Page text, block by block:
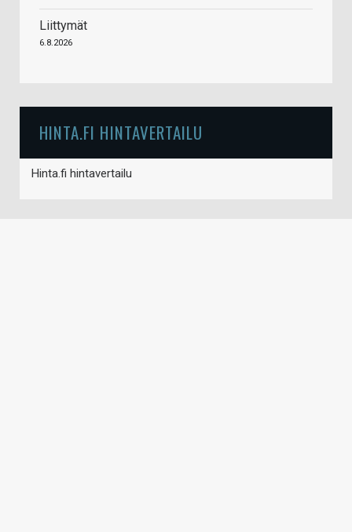
Liittymät
6.8.2026
HINTA.FI HINTAVERTAILU
Hinta.fi hintavertailu